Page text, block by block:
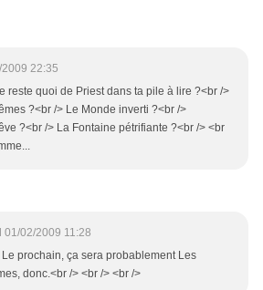
22:35
reste quoi de Priest dans ta pile à lire ?<br />
?<br /> Le Monde inverti ?<br />
?<br /> La Fontaine pétrifiante ?<br /> <br
01/02/2009 11:28
Le prochain, ça sera probablement Les
donc.<br /> <br /> <br />